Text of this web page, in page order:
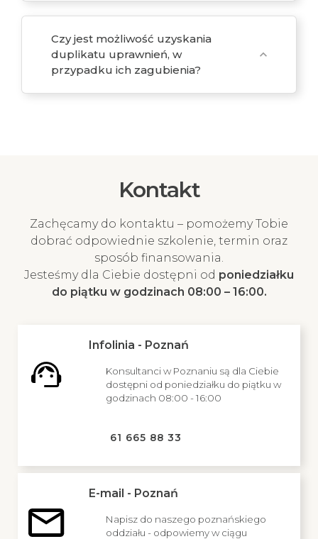
Czy jest możliwość uzyskania
duplikatu uprawnień, w
przypadku ich zagubienia?
expand_more
Kontakt
Zachęcamy do kontaktu – pomożemy Tobie
dobrać odpowiednie szkolenie, termin oraz
sposób finansowania.
Jesteśmy dla Ciebie dostępni od poniedziałku
do piątku w godzinach 08:00 – 16:00.
Infolinia - Poznań
Konsultanci w Poznaniu są dla Ciebie
dostępni od poniedziałku do piątku w
godzinach 08:00 - 16:00
61 665 88 33
E-mail - Poznań
Napisz do naszego poznańskiego
oddziału - odpowiemy w ciągu